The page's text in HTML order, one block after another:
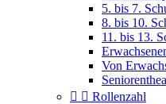
5. bis 7.
8. bis 10.
11. bis 13.
Von
  Rollenzahl